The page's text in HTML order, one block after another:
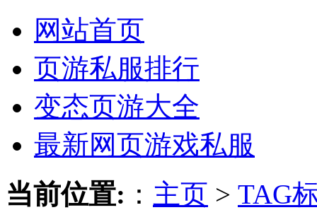
网站首页
页游私服排行
变态页游大全
最新网页游戏私服
当前位置: ： 主页 > TAG